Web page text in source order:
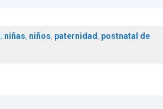
, niñas, niños, paternidad, postnatal de